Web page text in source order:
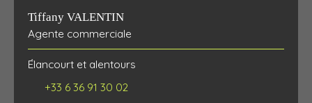
Tiffany VALENTIN
Agente commerciale
Élancourt et alentours
+33 6 36 91 30 02